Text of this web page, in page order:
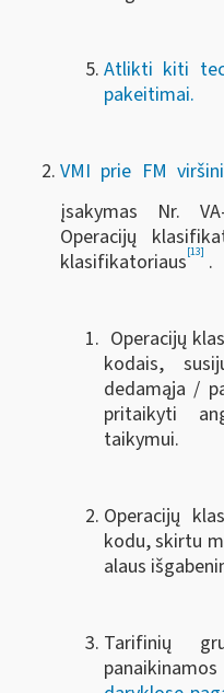
Atlikti kiti
pakeitimai.
VMI prie FM
įsakymas Nr.
Operacijų
klasifikatoriaus[13] .
Operacijų
kodais,
dedamąja /
pritaikyti
taikymui.
Operacijų
kodu, skirtu
alaus
Tarifinių